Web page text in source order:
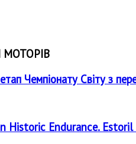
МОТОРІВ
Чемпіонату Світу з
Historic Endurance.